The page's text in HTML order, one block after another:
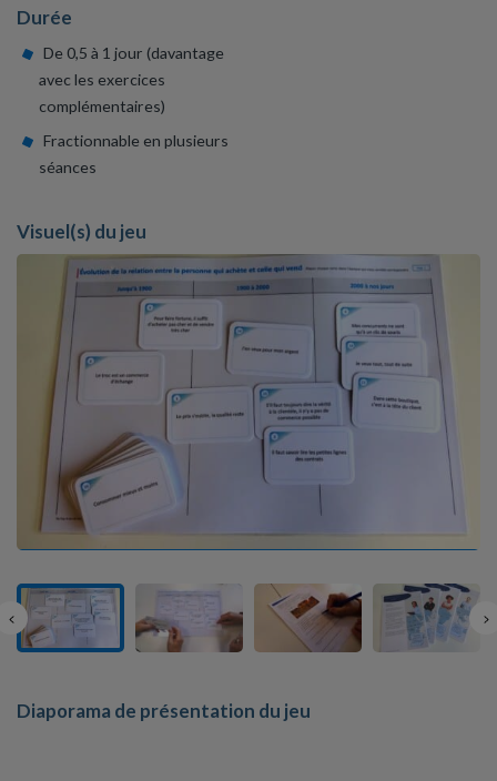
Durée
De 0,5 à 1 jour (davantage
avec les exercices
complémentaires)
Fractionnable en plusieurs
séances
Visuel(s) du jeu
Diaporama de présentation du jeu